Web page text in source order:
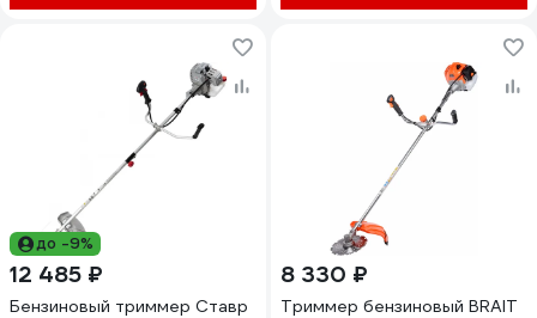
до -9%
12 485 ₽
Бензиновый триммер Ставр
8 330 ₽
Триммер бензиновый BRAIT